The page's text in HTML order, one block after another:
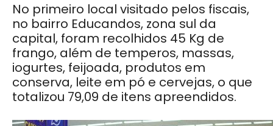
No primeiro local visitado pelos fiscais,
no bairro Educandos, zona sul da
capital, foram recolhidos 45 Kg de
frango, além de temperos, massas,
iogurtes, feijoada, produtos em
conserva, leite em pó e cervejas, o que
totalizou 79,09 de itens apreendidos.